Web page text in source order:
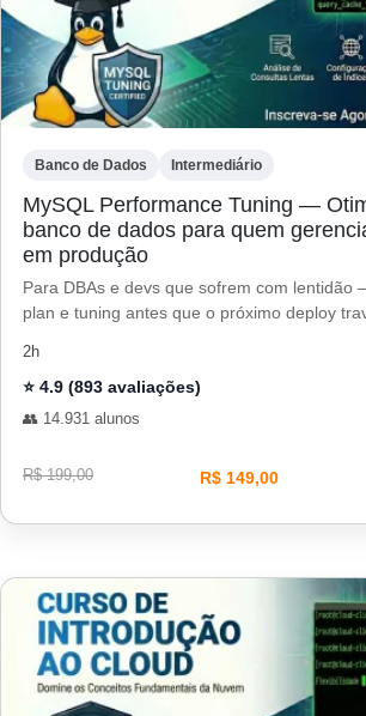
Banco de Dados Intermediário
MySQL Performance Tuning —
banco de dados para quem
em produção
Para DBAs e devs que sofrem com lentidão
plan e tuning antes que o próximo deploy
2h
⭐ 4.9 (893 avaliações)
👥 14.931 alunos
R$ 199,00 R$ 149,00